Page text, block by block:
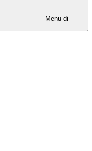
Menu di